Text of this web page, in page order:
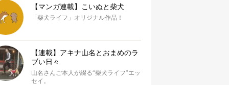
【マンガ連載】こいぬと柴犬
「柴犬ライフ」オリジナル作品！
【連載】アキナ山名とおまめのラ
ブい日々
山名さんご本人が綴る“柴犬ライフ”エッ
セイ。